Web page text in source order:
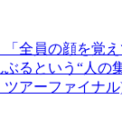
「全員の顔を覚
るという“人の
ツアーファイナ